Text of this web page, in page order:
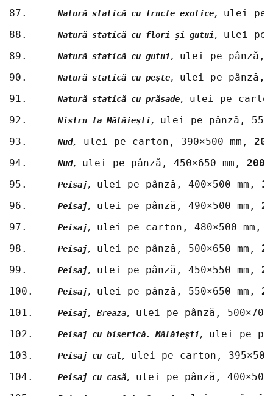
Natură statică cu fructe exotice, ulei pe
Natură statică cu flori şi gutui, ulei pe
Natură statică cu gutui, ulei pe pânză,
Natură statică cu peşte, ulei pe pânză,
Natură statică cu prăsade, ulei pe
Nistru la Mălăieşti, ulei pe pânză,
Nud, ulei pe carton, 390×500 mm,
Nud, ulei pe pânză, 450×650 mm,
Peisaj, ulei pe pânză, 400×500 mm,
Peisaj, ulei pe pânză, 490×500 mm,
Peisaj, ulei pe carton, 480×500 mm,
Peisaj, ulei pe pânză, 500×650 mm,
Peisaj, ulei pe pânză, 450×550 mm,
Peisaj, ulei pe pânză, 550×650 mm,
Peisaj, Breaza, ulei pe pânză,
Peisaj cu biserică. Mălăieşti, ulei pe
Peisaj cu cal , ulei pe carton,
Peisaj cu casă, ulei pe pânză,